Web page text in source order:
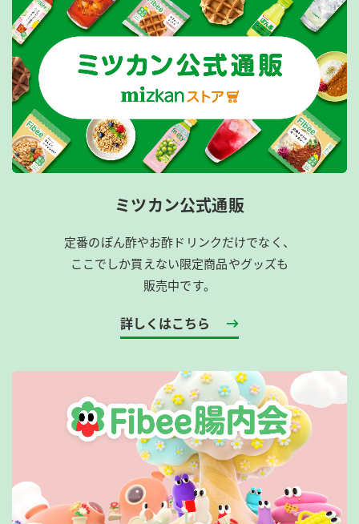
ミツカン公式通販
定番のぽん酢やお酢ドリンクだけでなく、
ここでしか買えない限定商品やグッズも
販売中です。
詳しくはこちら